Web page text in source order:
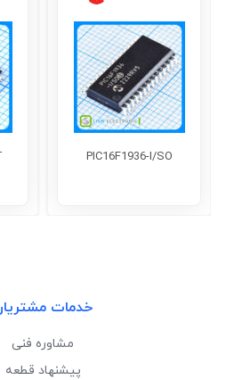
PIC16F1936-I/SO
خدمات
مشاوره فنی
پیشنهاد قطعه